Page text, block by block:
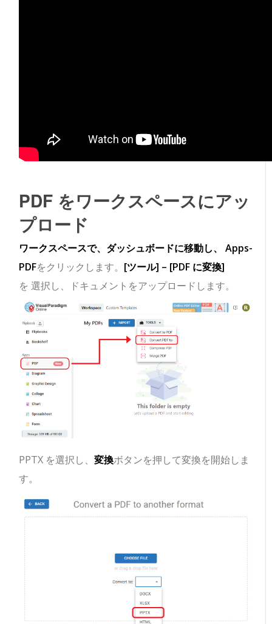
PDF をワークスペースにアッ
プロード
ワークスペースで、ダッシュボードに移動し、 Apps-
PDFをクリックします。 [ツール] – [PDF に変換]
を 選択し、ドキュメントをアップロードします。
PPTX を選択し、変換ボタンを押して変換を開始しま
す。